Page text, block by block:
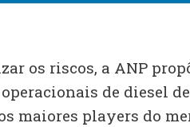
os riscos, a ANP
de diesel
maiores players do